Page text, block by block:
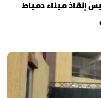
إنقاذ ميناء دمياط